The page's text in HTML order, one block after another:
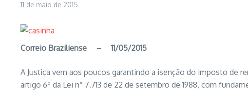
11 de maio de 2015
Correio Braziliense – 11/05/2015
A Justiça vem aos poucos garantindo a isenção do imposto de
artigo 6º da Lei n° 7.713 de 22 de setembro de 1988, com